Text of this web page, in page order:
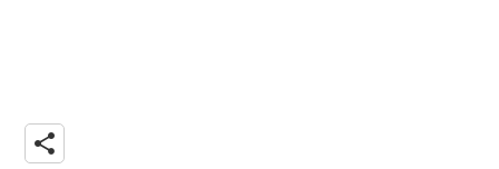
share